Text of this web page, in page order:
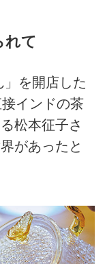
れて
を開店した
インドの茶
松本征子さ
があったと